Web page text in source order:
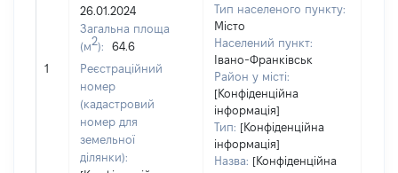
1
26.01.2024
Загальна площа
(м2):
64.6
Реєстраційний
номер
(кадастровий
номер для
земельної
ділянки):
Тип населеного пункту:
Місто
Населений пункт:
Івано-Франківськ
Район у місті:
[Конфіденційна
інформація]
Тип: [Конфіденційна
інформація]
Назва: [Конфіденційна